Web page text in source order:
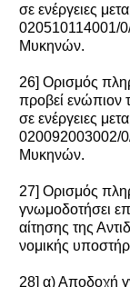
σε ενέργειες
020510114001/
Μυκηνών.
26] Ορισμός
προβεί ενώπιον
σε ενέργειες
020092003002/
Μυκηνών.
27] Ορισμός
γνωμοδοτήσει
αίτησης της
νομικής
28] α) Αποδοχή